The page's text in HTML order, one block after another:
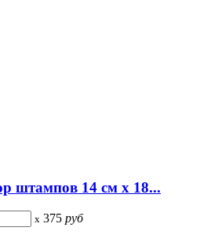
штампов 14 см х 18...
x 375 руб